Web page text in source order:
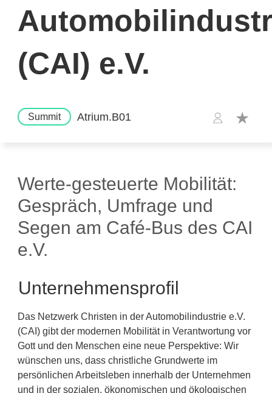
(CAI) e.V.
Summit Atrium.B01
Werte-gesteuerte Mobilität:
Gespräch, Umfrage und
Segen am Café-Bus des CAI
e.V.
Unternehmensprofil
Das Netzwerk Christen in der Automobilindustrie e.V.
(CAI) gibt der modernen Mobilität in Verantwortung vor
Gott und den Menschen eine neue Perspektive: Wir
wünschen uns, dass christliche Grundwerte im
persönlichen Arbeitsleben innerhalb der Unternehmen
und in der sozialen, ökonomischen und ökologischen